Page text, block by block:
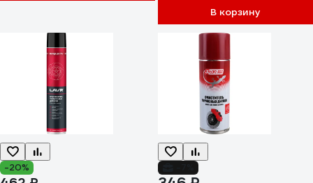
В корзину
-20%